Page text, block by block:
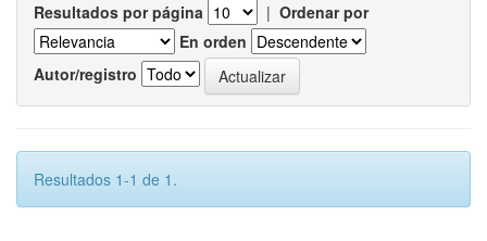
Resultados por página | Ordenar por
En orden
Autor/registro
Resultados 1-1 de 1.